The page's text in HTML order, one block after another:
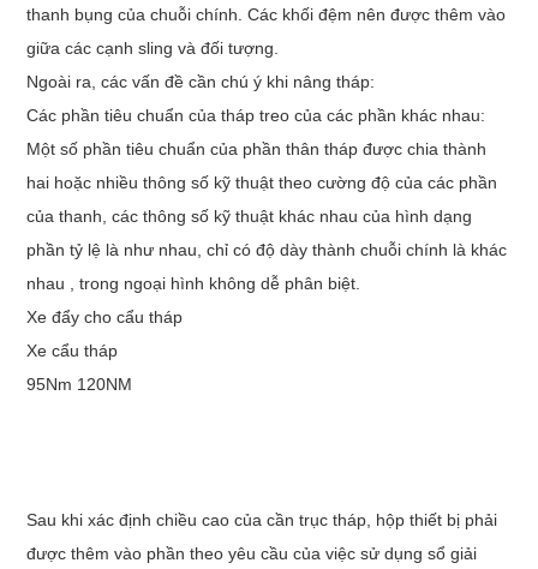
thanh bụng của chuỗi chính. Các khối đệm nên được thêm vào
giữa các cạnh sling và đối tượng.
Ngoài ra, các vấn đề cần chú ý khi nâng tháp:
Các phần tiêu chuẩn của tháp treo của các phần khác nhau:
Một số phần tiêu chuẩn của phần thân tháp được chia thành
hai hoặc nhiều thông số kỹ thuật theo cường độ của các phần
của thanh, các thông số kỹ thuật khác nhau của hình dạng
phần tỷ lệ là như nhau, chỉ có độ dày thành chuỗi chính là khác
nhau , trong ngoại hình không dễ phân biệt.
Xe đẩy cho cẩu tháp
Xe cẩu tháp
95Nm 120NM
Sau khi xác định chiều cao của cần trục tháp, hộp thiết bị phải
được thêm vào phần theo yêu cầu của việc sử dụng sổ giải